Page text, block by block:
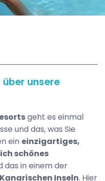
über unsere
geht es einmal
und das, was Sie
ein einzigartiges,
schönes
das in einem der
Inseln. Hier